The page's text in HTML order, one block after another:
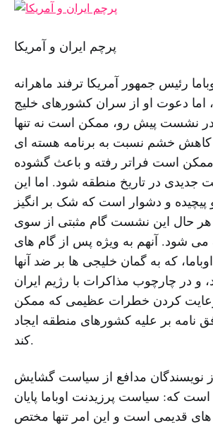
پرچم ایران و آمریکا
رئیس جمهور آمریکا ترفند ماهرانه
اما دعوت او از سران کشورهای خلیج
نشست پیش رو، ممکن است نه تنها
خشم نسبت به برنامه هسته ای
ممکن است فراتر رفته و باعث گشوده
در تاریخ منطقه شود. اما این
و دشوار است که شک بر انگیز
حال این نشست گام مثبتی از سوی
می شود. آنهم به ویژه پس از گام های
که به گمان خلیجی ها بر ضد آنها
و در چارچوب مذاکرات با رژیم ایران
رعایت کردن خطرات عظیمی که ممکن
نامه بر علیه کشورهای منطقه ایجاد
کند.
نویسندگان مدافع از سیاست گشایش
است که: سیاست پرزیدنت اوباما پایان
های قدیمی است و این امر تنها مختص